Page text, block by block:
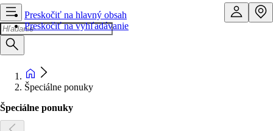
Preskočiť na hlavný obsah
Preskočiť na vyhľadávanie
Špeciálne ponuky
Špeciálne ponuky